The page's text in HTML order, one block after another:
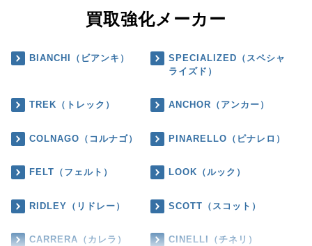
買取強化メーカー
BIANCHI（ビアンキ）
SPECIALIZED（スペシャ
ライズド）
TREK（トレック） ANCHOR（アンカー）
COLNAGO（コルナゴ） PINARELLO（ピナレロ）
FELT（フェルト） LOOK（ルック）
RIDLEY（リドレー） SCOTT（スコット）
CARRERA（カレラ） CINELLI（チネリ）